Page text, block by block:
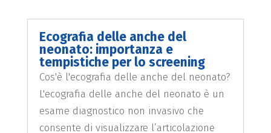
Ecografia delle anche del
neonato: importanza e
tempistiche per lo screening
Cos'è l'ecografia delle anche del neonato?
L'ecografia delle anche del neonato è un
esame diagnostico non invasivo che
consente di visualizzare l’articolazione